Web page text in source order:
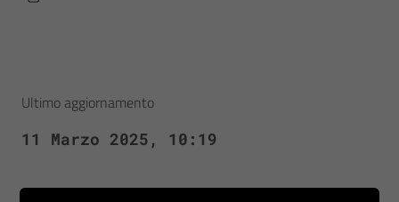
Ultimo aggiornamento
11 Marzo 2025, 10:19